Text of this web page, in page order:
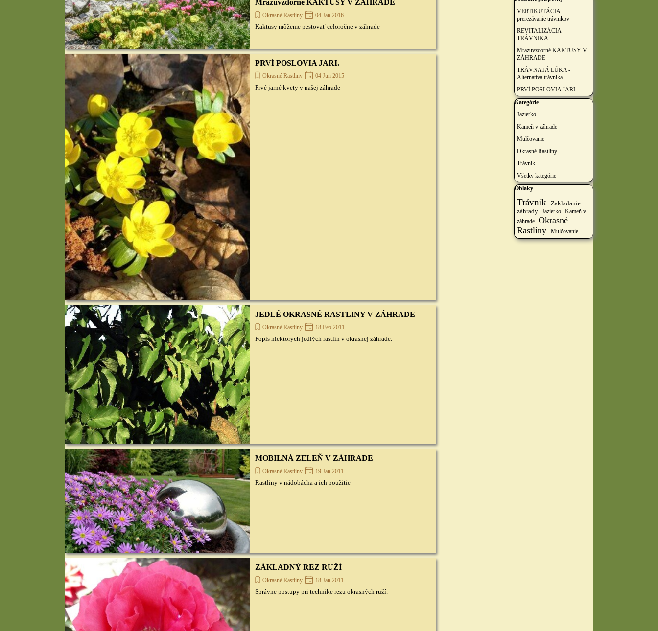
Mrazuvzdorné KAKTUSY V ZÁHRADE
Okrasné Rastliny 04 Jan 2016
Kaktusy môžeme pestovať celoročne v záhrade
PRVÍ POSLOVIA JARI.
Okrasné Rastliny 04 Jun 2015
Prvé jarné kvety v našej záhrade
JEDLÉ OKRASNÉ RASTLINY V ZÁHRADE
Okrasné Rastliny 18 Feb 2011
Popis niektorych jedlých rastlín v okrasnej záhrade.
MOBILNÁ ZELEŇ V ZÁHRADE
Okrasné Rastliny 19 Jan 2011
Rastliny v nádobácha a ich použitie
ZÁKLADNÝ REZ RUŽÍ
Okrasné Rastliny 18 Jan 2011
Správne postupy pri technike rezu okrasných ruží.
VERTIKUTÁCIA -
prerezávanie trávnikov
REVITALIZÁCIA
TRÁVNIKA
Mrazuvzdorné KAKTUSY V
ZÁHRADE
TRÁVNATÁ LÚKA -
Alternatíva trávnika
PRVÍ POSLOVIA JARI.
Preskočiť blok Kategórie
Kategórie
Jazierko
Kameň v záhrade
Mulčovanie
Okrasné Rastliny
Trávnik
Všetky kategórie
Preskočiť blok Oblaky
Oblaky
Trávnik
Zakladanie
záhrady Jazierko Kameň v
záhrade Okrasné
Rastliny
Mulčovanie